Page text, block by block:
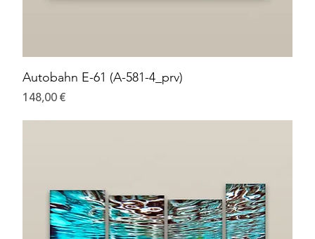
Autobahn E-61 (A-581-4_prv)
Preis
148,00 €